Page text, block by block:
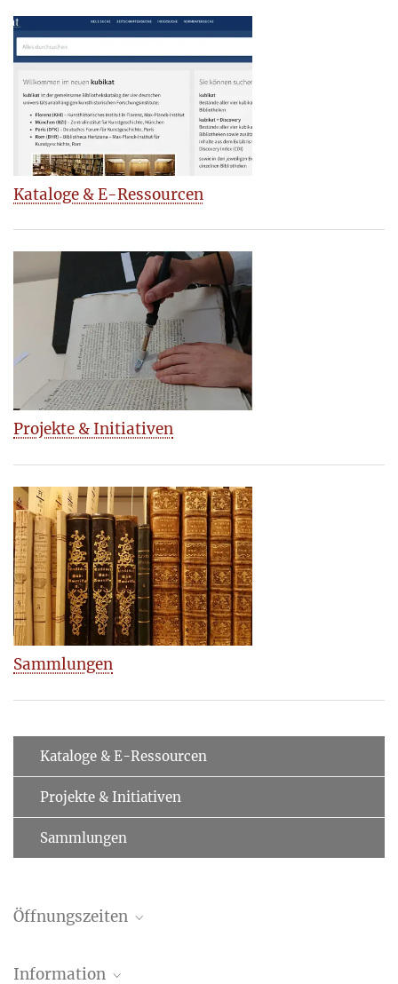
Kataloge & E-Ressourcen
Projekte & Initiativen
Sammlungen
Kataloge & E-Ressourcen
Projekte & Initiativen
Sammlungen
Öffnungszeiten
19:00 Uhr.
Information